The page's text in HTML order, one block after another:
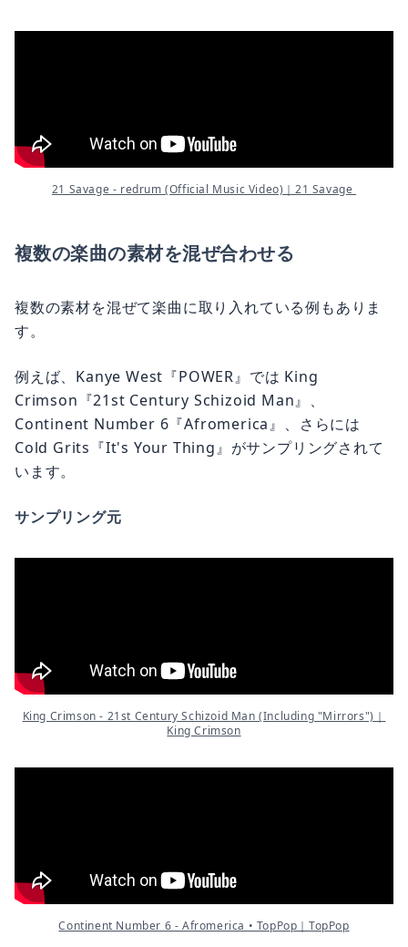
21 Savage - redrum (Official Music Video)｜21 Savage
複数の楽曲の素材を混ぜ合わせる
複数の素材を混ぜて楽曲に取り入れている例もありま
す。
例えば、Kanye West『POWER』では King
Crimson『21st Century Schizoid Man』、
Continent Number 6『Afromerica』、さらには
Cold Grits『It's Your Thing』がサンプリングされて
います。
サンプリング元
King Crimson - 21st Century Schizoid Man (Including "Mirrors")｜
King Crimson
Continent Number 6 - Afromerica • TopPop｜TopPop